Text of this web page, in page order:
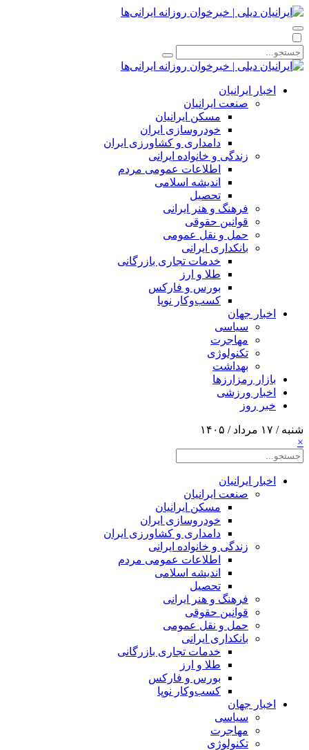
اخبار ایرانیان
صنعت ایرانیان
مسکن ایرانیان
خودروسازی ایران
دامداری و کشاورزی ایران
زندگی و خانواده ایرانی
اطلاعات عمومی مردم
اندیشه اسلامی
تحصیل
فرهنگ و هنر ایرانی
قوانین حقوقی
حمل و نقل عمومی
بانکداری ایرانی
خدمات تجاری بازرگانی
طلا و ارز
بورس و فارکس
کسب‌وکار نوپا
اخبار جهان
سیاسی
مهاجرت
تکنولوژی
بهداشت
بازار رمزارزها
اخبار ورزشی
خبر روز
شنبه / ۱۷ مرداد / ۱۴۰۵
×
اخبار ایرانیان
صنعت ایرانیان
مسکن ایرانیان
خودروسازی ایران
دامداری و کشاورزی ایران
زندگی و خانواده ایرانی
اطلاعات عمومی مردم
اندیشه اسلامی
تحصیل
فرهنگ و هنر ایرانی
قوانین حقوقی
حمل و نقل عمومی
بانکداری ایرانی
خدمات تجاری بازرگانی
طلا و ارز
بورس و فارکس
کسب‌وکار نوپا
اخبار جهان
سیاسی
مهاجرت
تکنولوژی